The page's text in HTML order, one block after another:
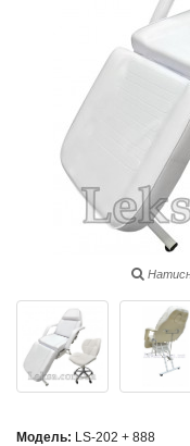
Модель: LS-202 + 888